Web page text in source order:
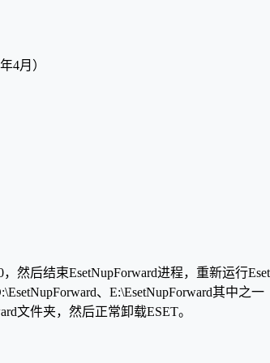
4月）
然后结束EsetNupForward进程，重新运行
、E:\EsetNupForward其中之一
文件夹，然后正常卸载ESET。